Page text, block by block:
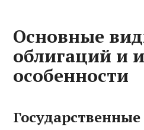
Основные
облигаций и
особенности